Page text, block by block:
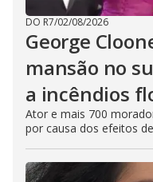
DO R7/02/08/2026
George
mansão no
a incêndios
Ator e mais 700
por causa dos efeitos